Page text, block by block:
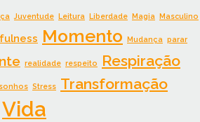
Juventude Leitura Liberdade Magia Masculino
Momento Mudança parar
realidade respeito Respiração
Stress Transformação
Vida